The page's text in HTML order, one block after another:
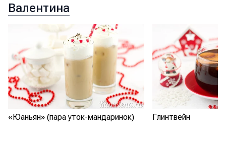
Валентина
«Юаньян» (пара уток-мандаринок) Глинтвейн